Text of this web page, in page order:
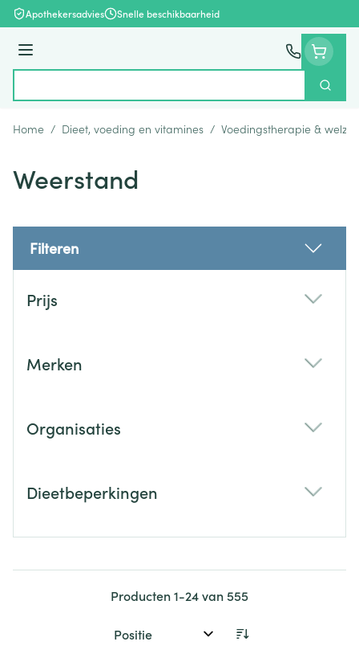
Ga naar de inhoud
Apothekersadvies Snelle beschikbaarheid
Menu
Zoek
Home / Dieet, voeding en vitamines / Voedingstherapie & welzijn
Weerstand
Filteren
Prijs
Merken
Organisaties
Dieetbeperkingen
Producten1-24van555
Sorteer op: